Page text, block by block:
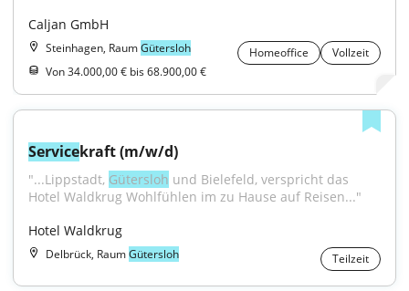
Caljan GmbH
Steinhagen, RaumGütersloh Homeoffice
Vollzeit
Von 34.000,00 € bis 68.900,00 €
Servicekraft (m/w/d)
"...Lippstadt, Gütersloh und Bielefeld, verspricht das
Hotel Waldkrug Wohlfühlen im zu Hause auf Reisen..."
Hotel Waldkrug
Delbrück, RaumGütersloh Teilzeit